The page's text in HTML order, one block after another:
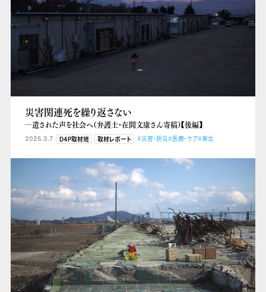
災害関連死を繰り返さない
―遺された声を社会へ（弁護士・在間文康さん寄稿）【後編】
2025.3.7 D4P取材班 取材レポート #災害・防災#医療・ケア#東北